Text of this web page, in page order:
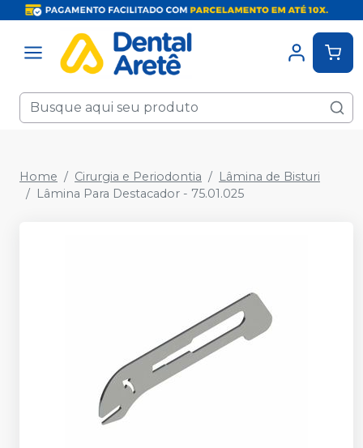
Home Cirurgia e Periodontia
Lâmina de Bisturi
Lâmina Para Destacador - 75.01.025